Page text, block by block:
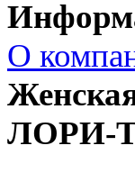
О
ЛОРИ-